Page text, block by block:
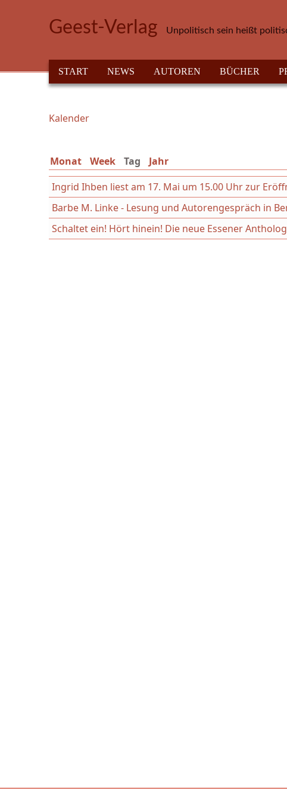
Geest-Verlag Unpolitisch sein heißt
HAUPTMENÜ
START NEWS AUTOREN BÜCHER
Sie sind hier
Kalender
Monat Week Tag (aktiver Reiter)
Jahr
Ingrid Ihben liest am 17. Mai um 15.00 Uhr zur
Barbe M. Linke - Lesung und Autorengespräch in
Schaltet ein! Hört hinein! Die neue Essener